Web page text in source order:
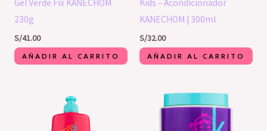
Gel Verde Fix KANECHOM
230g
S/41.00
AÑADIR AL CARRITO
Kids – Acondicionador
KANECHOM | 300ml
S/32.00
AÑADIR AL CARRITO